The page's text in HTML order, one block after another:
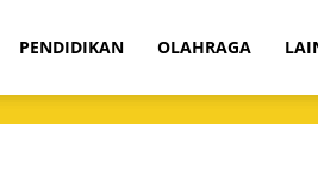
PENDIDIKAN OLAHRAGA